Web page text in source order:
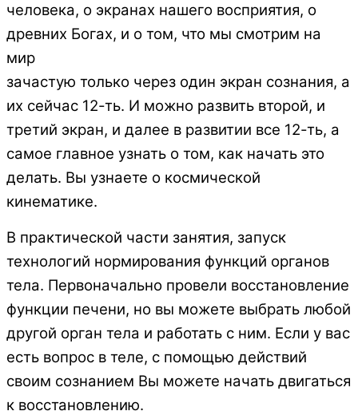
человека, о экранах нашего восприятия, о
древних Богах, и о том, что мы смотрим на
мир
зачастую только через один экран сознания, а
их сейчас 12-ть. И можно развить второй, и
третий экран, и далее в развитии все 12-ть, а
самое главное узнать о том, как начать это
делать. Вы узнаете о космической
кинематике.
В практической части занятия, запуск
технологий нормирования функций органов
тела. Первоначально провели восстановление
функции печени, но вы можете выбрать любой
другой орган тела и работать с ним. Если у вас
есть вопрос в теле, с помощью действий
своим сознанием Вы можете начать двигаться
к восстановлению.